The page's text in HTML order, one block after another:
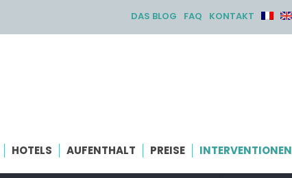
DAS BLOG FAQ KONTAKT
HOTELS AUFENTHALT PREISE INTERVENTIONEN